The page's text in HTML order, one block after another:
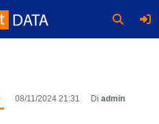
08/11/2024 21:31 Di admin